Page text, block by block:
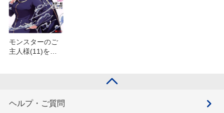
モンスターのご
主人様(11)を含
ヘルプ・ご質問